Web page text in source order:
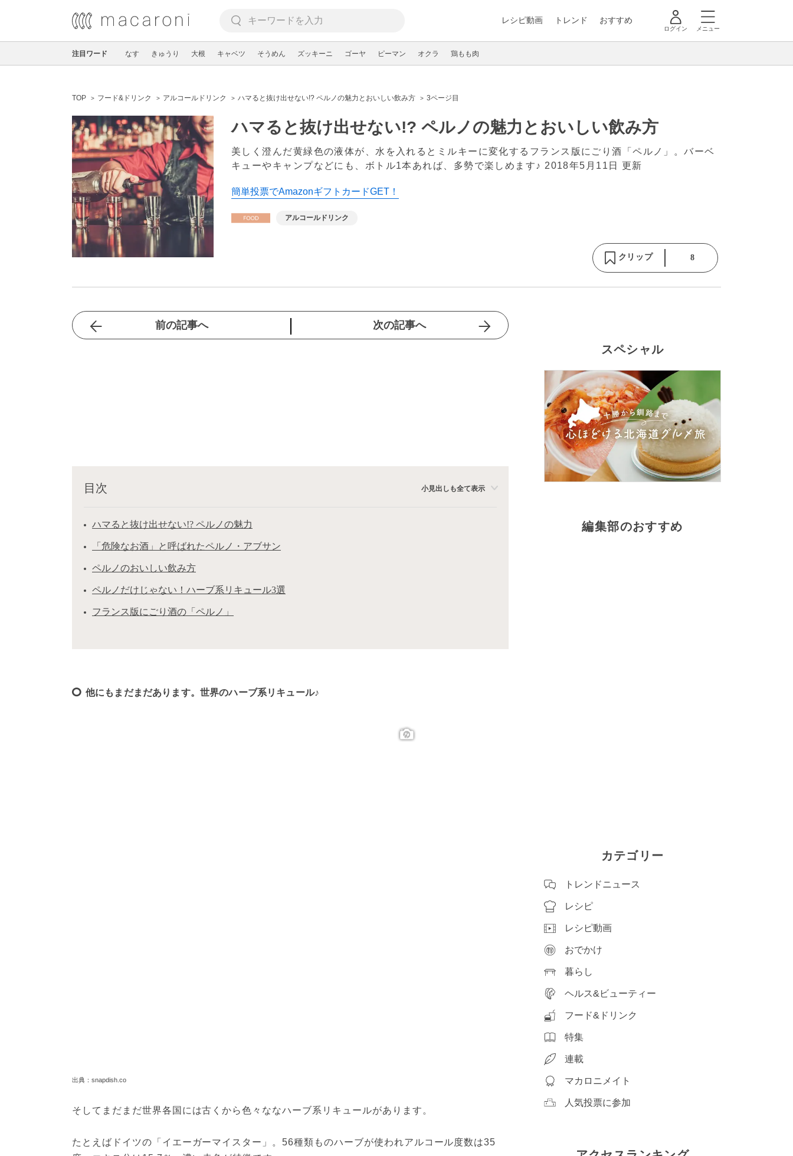
レシピ動画 トレンド おすすめ
ログイン メニュー
注目ワード なす きゅうり 大根 キャベツ そうめん ズッキーニ ゴーヤ ピーマン オクラ 鶏もも肉
TOP フード&ドリンク アルコールドリンク ハマると抜け出せない!? ペルノの魅力とおいしい飲み方 3ページ目
ハマると抜け出せない!? ペルノの魅力とおいしい飲み方
美しく澄んだ黄緑色の液体が、水を入れるとミルキーに変化するフランス版にごり酒「ペルノ」。バーベ
キューやキャンプなどにも、ボトル1本あれば、多勢で楽しめます♪ 2018年5月11日 更新
簡単投票でAmazonギフトカードGET！
アルコールドリンク
クリップ 8
前の記事へ 次の記事へ
目次 小見出しも全て表示
ハマると抜け出せない!? ペルノの魅力
「危険なお酒」と呼ばれたペルノ・アブサン
ペルノのおいしい飲み方
ペルノだけじゃない！ハーブ系リキュール3選
フランス版にごり酒の「ペルノ」
他にもまだまだあります。世界のハーブ系リキュール♪
出典：snapdish.co
そしてまだまだ世界各国には古くから色々ななハーブ系リキュールがあります。
たとえばドイツの「イエーガーマイスター」。56種類ものハーブが使われアルコール度数は35
スペシャル
編集部のおすすめ
カテゴリー
トレンドニュース
レシピ
レシピ動画
おでかけ
暮らし
ヘルス&ビューティー
フード&ドリンク
特集
連載
マカロニメイト
人気投票に参加